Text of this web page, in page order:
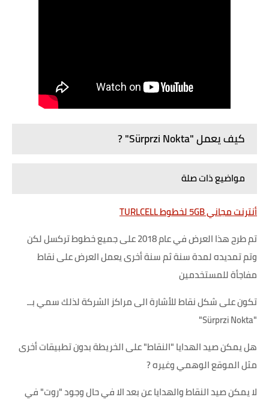
كيف يعمل "Sürprzi Nokta" ?
مواضيع ذات صلة
أنترنت مجاني 5GB لخطوط TURLCELL
تم طرح هذا العرض في عام 2018 على جميع خطوط تركسل لكن
وتم تمديده لمدة سنة ثم سنة أخرى يعمل العرض على نقاط
مفاجأة للمستخدمين
تكون على شكل نقاط للأشارة الى مراكز الشركة لذلك سمي بــ
"Sürprzi Nokta"
هل يمكن صيد الهدايا "النقاط" على الخريطة بدون تطبيقات أخرى
مثل الموقع الوهمي وغيره ?
لا يمكن صيد النقاط والهدايا عن بعد الا في حال وجود "روت" في